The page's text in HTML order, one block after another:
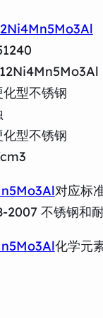
型不锈钢
型不锈钢
对应标
2007 不锈钢和
化学元